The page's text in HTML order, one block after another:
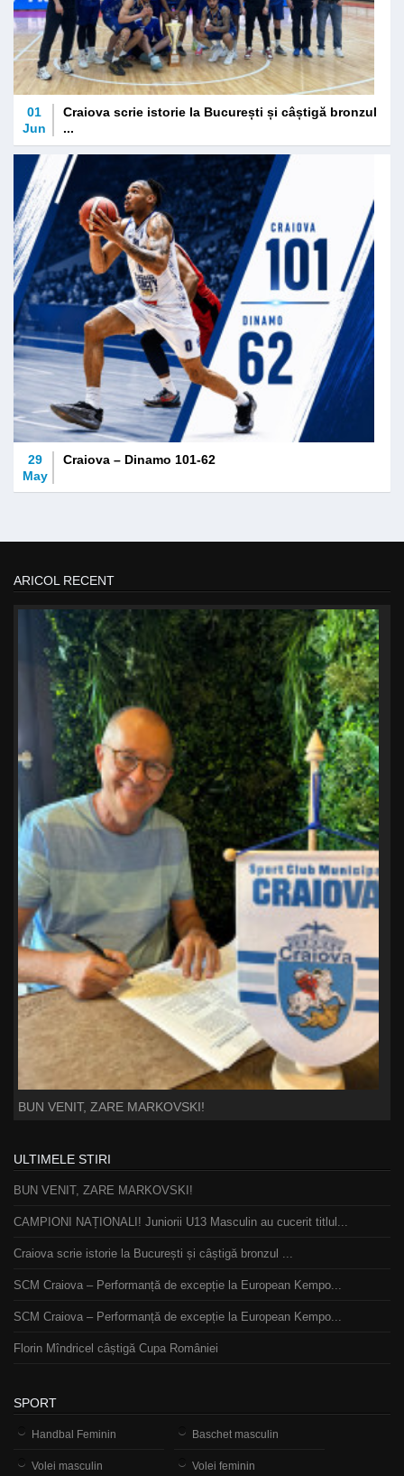
01
Jun
Craiova scrie istorie la București și câștigă bronzul
...
29
May
Craiova – Dinamo 101-62
ARICOL RECENT
BUN VENIT, ZARE MARKOVSKI!
ULTIMELE STIRI
BUN VENIT, ZARE MARKOVSKI!
CAMPIONI NAȚIONALI! Juniorii U13 Masculin au cucerit titlul...
Craiova scrie istorie la București și câștigă bronzul ...
SCM Craiova – Performanță de excepție la European Kempo...
SCM Craiova – Performanță de excepție la European Kempo...
Florin Mîndricel câștigă Cupa României
SPORT
Handbal Feminin Baschet masculin
Volei masculin Volei feminin